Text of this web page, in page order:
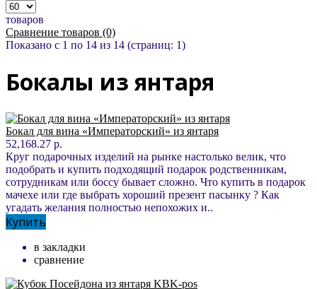
товаров
Сравнение товаров (0)
Показано с 1 по 14 из 14 (страниц: 1)
Бокалы из янтаря
Бокал для вина «Императорский» из янтаря
52,168.27 р.
Круг подарочных изделий на рынке настолько велик, что
подобрать и купить подходящий подарок родственникам,
сотрудникам или боссу бывает сложно. Что купить в подарок
мачехе или где выбрать хороший презент пасынку ? Как
угадать желания полностью непохожих и..
Купить
в закладки
сравнение